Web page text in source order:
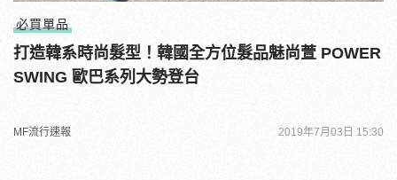
必買單品
打造韓系時尚髮型！韓國全方位髮品魅尚萱 POWER
SWING 歐巴系列大勢登台
MF流行速報 2019年7月03日 15:30